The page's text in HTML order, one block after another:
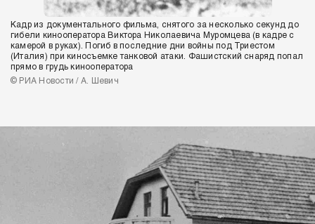
Кадр из документального фильма, снятого за несколько секунд до
гибели кинооператора Виктора Николаевича Муромцева (в кадре с
камерой в руках). Погиб в последние дни войны под Триестом
(Италия) при киносъемке танковой атаки. Фашистский снаряд попал
прямо в грудь кинооператора
© РИА Новости / А. Шевич